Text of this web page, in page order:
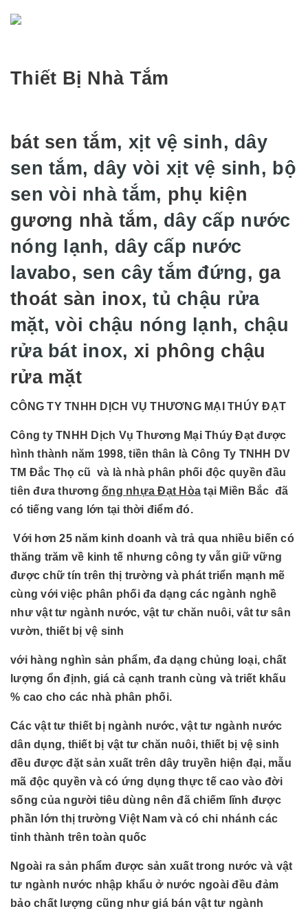
Thiết Bị Nhà Tắm
bát sen tắm, xịt vệ sinh, dây
sen tắm, dây vòi xịt vệ sinh, bộ
sen vòi nhà tắm, phụ kiện
gương nhà tắm, dây cấp nước
nóng lạnh, dây cấp nước
lavabo, sen cây tắm đứng, ga
thoát sàn inox, tủ chậu rửa
mặt, vòi chậu nóng lạnh, chậu
rửa bát inox, xi phông chậu
rửa mặt
CÔNG TY TNHH DỊCH VỤ THƯƠNG MẠI THÚY ĐẠT
Công ty TNHH Dịch Vụ Thương Mại Thúy Đạt được
hình thành năm 1998, tiền thân là Công Ty TNHH DV
TM Đắc Thọ cũ và là nhà phân phối độc quyền đầu
tiên đưa thương ống nhựa Đạt Hòa tại Miền Bắc đã
có tiếng vang lớn tại thời điểm đó.
Với hơn 25 năm kinh doanh và trả qua nhiều biến có
thăng trăm về kinh tế nhưng công ty vẫn giữ vững
được chữ tín trên thị trường và phát triển mạnh mẽ
cùng với việc phân phối đa dạng các ngành nghề
như vật tư ngành nước, vật tư chăn nuôi, vât tư sân
vườn, thiết bị vệ sinh
với hàng nghìn sản phẩm, đa dạng chủng loại, chất
lượng ổn định, giá cả cạnh tranh cùng và triết khấu
% cao cho các nhà phân phối.
Các vật tư thiết bị ngành nước, vật tư ngành nước
dân dụng, thiết bị vật tư chăn nuôi, thiết bị vệ sinh
đều được đặt sản xuất trên dây truyền hiện đại, mẫu
mã độc quyền và có ứng dụng thực tế cao vào đời
sống của người tiêu dùng nên đã chiếm lĩnh được
phần lớn thị trường Việt Nam và có chi nhánh các
tỉnh thành trên toàn quốc
Ngoài ra sản phẩm được sản xuất trong nước và vật
tư ngành nước nhập khẩu ở nước ngoài đều đảm
bảo chất lượng cũng như giá bán vật tư ngành